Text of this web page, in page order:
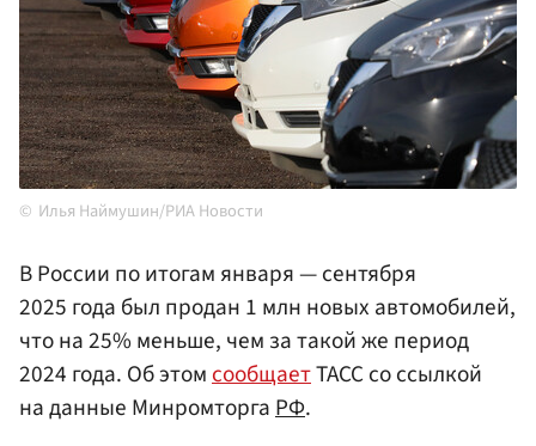
Илья Наймушин/РИА Новости
В России по итогам января — сентября
2025 года был продан 1 млн новых автомобилей,
что на 25% меньше, чем за такой же период
2024 года. Об этомсообщаетТАСС со ссылкой
на данные МинромторгаРФ.